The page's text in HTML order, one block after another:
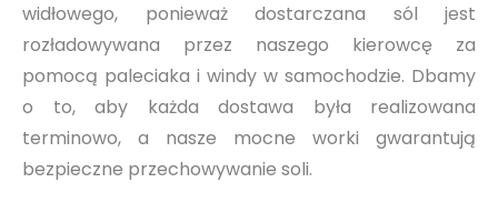
widłowego, ponieważ dostarczana sól jest
rozładowywana przez naszego kierowcę za
pomocą paleciaka i windy w samochodzie. Dbamy
o to, aby każda dostawa była realizowana
terminowo, a nasze mocne worki gwarantują
bezpieczne przechowywanie soli.